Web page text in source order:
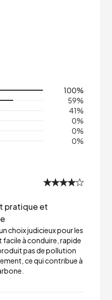
100%
59%
41%
0%
0%
0%
pratique et
choix judicieux pour les
facile à conduire, rapide
pas de pollution
ce qui contribue à